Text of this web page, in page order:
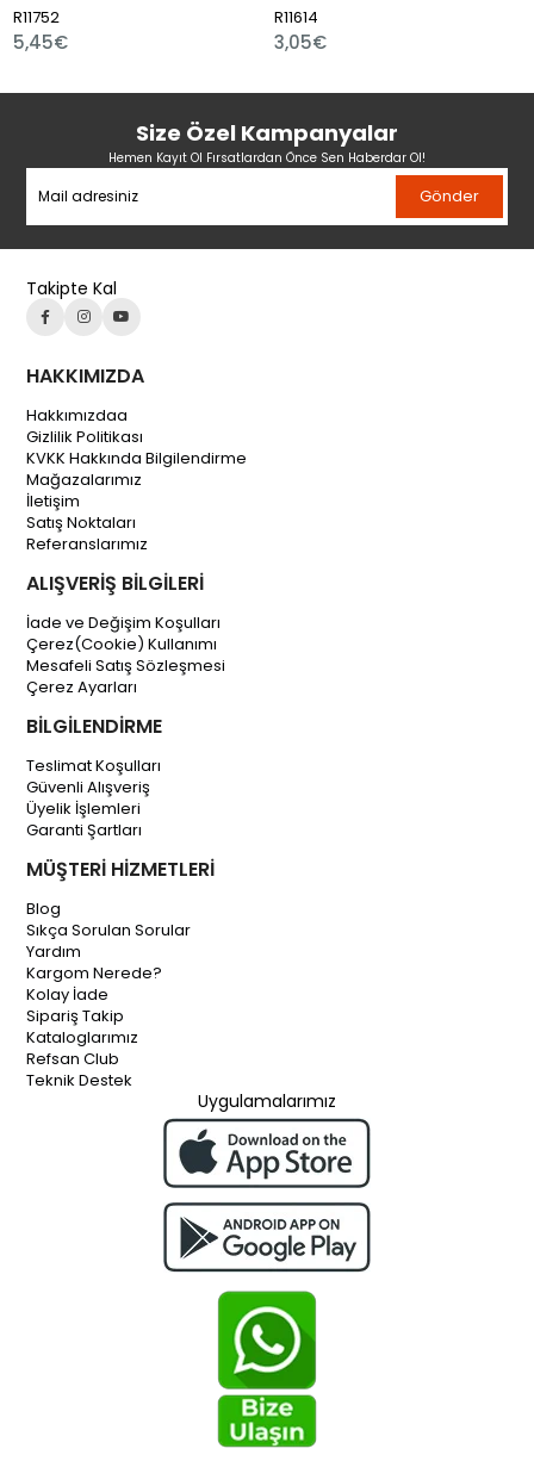
R11614
3,05€
Size Özel Kampanyalar
Hemen Kayıt Ol Fırsatlardan Önce Sen Haberdar Ol!
Gönder
Takipte Kal
HAKKIMIZDA
Hakkımızdaa
Gizlilik Politikası
KVKK Hakkında Bilgilendirme
Mağazalarımız
İletişim
Satış Noktaları
Referanslarımız
ALIŞVERİŞ BİLGİLERİ
İade ve Değişim Koşulları
Çerez(Cookie) Kullanımı
Mesafeli Satış Sözleşmesi
Çerez Ayarları
BİLGİLENDİRME
Teslimat Koşulları
Güvenli Alışveriş
Üyelik İşlemleri
Garanti Şartları
MÜŞTERİ HİZMETLERİ
Blog
Sıkça Sorulan Sorular
Yardım
Kargom Nerede?
Kolay İade
Sipariş Takip
Kataloglarımız
Refsan Club
Teknik Destek
Uygulamalarımız